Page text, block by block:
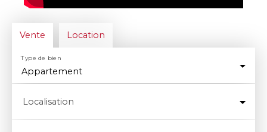
Vente Location
Appartement
Type de bien
Localisation